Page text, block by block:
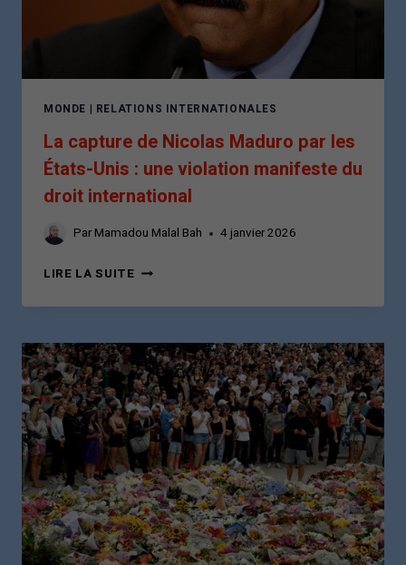
LA
SOUVERAINETÉ
MONDE | RELATIONS INTERNATIONALES
La capture de Nicolas Maduro par les
États-Unis : une violation manifeste du
droit international
Par Mamadou Malal Bah 4 janvier 2026
LIRE LA SUITELA
DE
MADURO
PAR
LES
ÉTATS-
UNIS
:
UNE
VIOLATION
MANIFESTE
DU
DROIT
INTERNATIONAL